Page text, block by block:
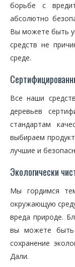
борьбе с
абсолютно
Вы можете быть
средств не
среде.
Все наши
деревьев
стандартам
выбираем
лучшие и
Экологически
Мы гордимся
окружающую
вреда природе.
вы можете быть
сохранение
Дали.